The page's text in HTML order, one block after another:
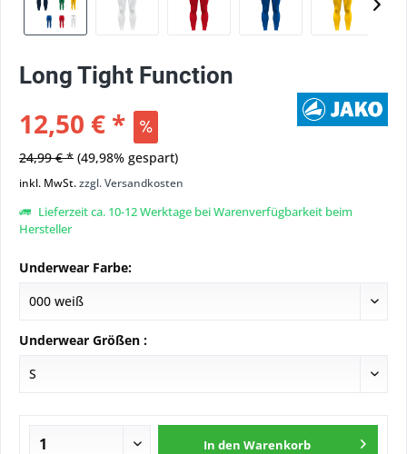
Long Tight Function
12,50 € *
24,99 € * (49,98% gespart)
inkl. MwSt.zzgl. Versandkosten
Lieferzeit ca. 10-12 Werktage bei Warenverfügbarkeit beim
Hersteller
Underwear Farbe:
Underwear Größen :
In den Warenkorb